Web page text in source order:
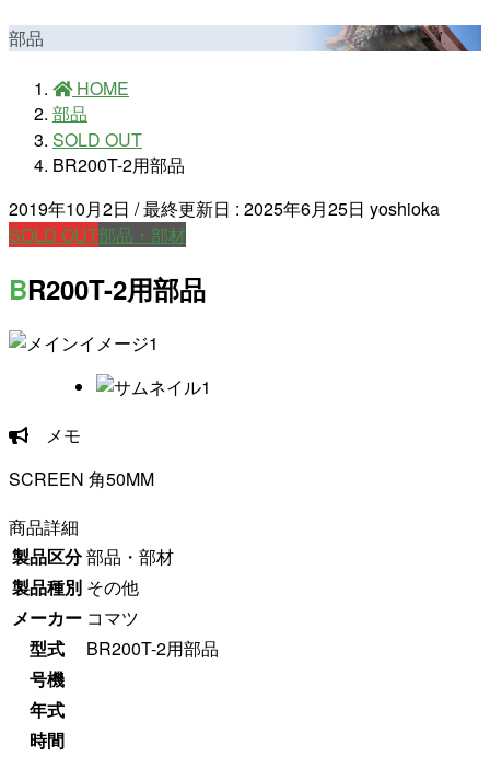
部品
HOME
部品
SOLD OUT
BR200T-2用部品
2019年10月2日 / 最終更新日 : 2025年6月25日 yoshioka
SOLD OUT部品・部材
BR200T-2用部品
メモ
SCREEN 角50MM
商品詳細
製品区分部品・部材
製品種別 その他
メーカー コマツ
型式
BR200T-2用部品
号機
年式
時間